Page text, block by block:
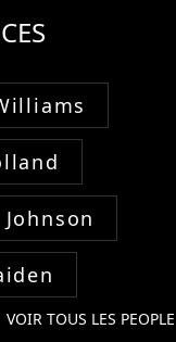
VOIR TOUS LES PEOPLE